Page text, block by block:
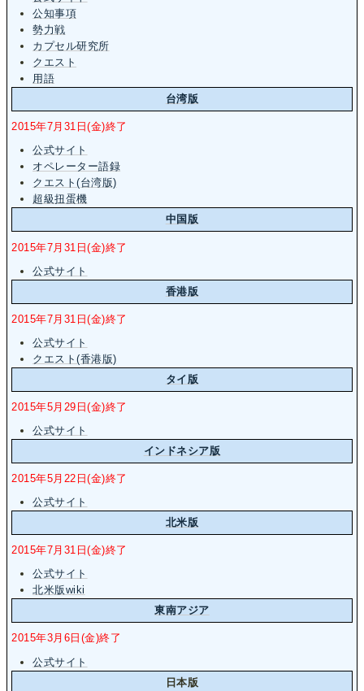
公知事項
勢力戦
カプセル研究所
クエスト
用語
台湾版
2015年7月31日(金)終了
公式サイト
オペレーター語録
クエスト(台湾版)
超級扭蛋機
中国版
2015年7月31日(金)終了
公式サイト
香港版
2015年7月31日(金)終了
公式サイト
クエスト(香港版)
タイ版
2015年5月29日(金)終了
公式サイト
インドネシア版
2015年5月22日(金)終了
公式サイト
北米版
2015年7月31日(金)終了
公式サイト
北米版wiki
東南アジア
2015年3月6日(金)終了
公式サイト
日本版